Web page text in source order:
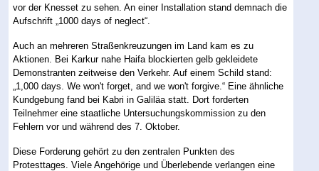
vor der Knesset zu sehen. An einer Installation stand demnach die
Aufschrift „1000 days of neglect“.
Auch an mehreren Straßenkreuzungen im Land kam es zu
Aktionen. Bei Karkur nahe Haifa blockierten gelb gekleidete
Demonstranten zeitweise den Verkehr. Auf einem Schild stand:
„1,000 days. We won't forget, and we won't forgive.“ Eine ähnliche
Kundgebung fand bei Kabri in Galiläa statt. Dort forderten
Teilnehmer eine staatliche Untersuchungskommission zu den
Fehlern vor und während des 7. Oktober.
Diese Forderung gehört zu den zentralen Punkten des
Protesttages. Viele Angehörige und Überlebende verlangen eine